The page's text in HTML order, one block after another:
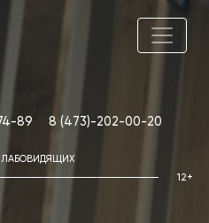
89
8 (473)-202-00-20